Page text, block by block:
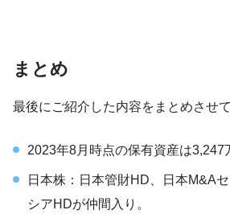
まとめ
最後にご紹介した内容をまとめさせて
2023年8月時点の保有資産は3,247
日本株：日本管財HD、日本M&A
シアHDが仲間入り。